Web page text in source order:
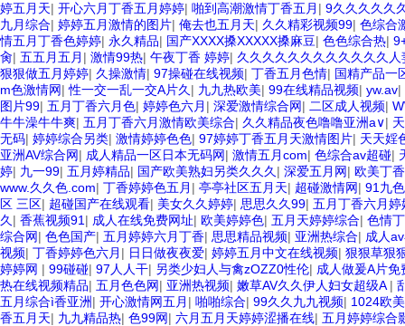
婷五月天| 开心六月丁香五月婷婷| 啪到高潮激情丁香五月 | 9久久久久久
九月综合| 婷婷五月激情的图片| 俺去也五月天| 久久精彩视频99| 色综合
情五月丁香色婷婷| 永久精品| 国产XXXX搡XXXXX搡麻豆| 色色综合热|
肏| 五五月五月 | 激情99热| 午夜丁香 婷婷| 久久久久久久久久久久久久人
狠狠做五月婷婷| 久操激情| 97操碰在线视频| 丁香五月色情| 国精产品一
m色激情网|性一交一乱一交A片久 | 九九热欧美| 99在线精品视频| yw.av|
图片99| 五月丁香六月色| 婷婷色六月 | 深爱激情综合网| 二区成人视频|
牛牛澡牛牛爽| 五月丁香六月激情欧美综合| 久久精品夜色噜噜亚洲a∨|
无码| 婷婷综合另类| 激情婷婷色色| 97婷婷丁香五月天激情图片| 天天婬
亚洲AV综合网| 成人精品一区日本无码网| 激情五月com| 色综合av超碰|
婷| 九一99| 五月婷精品| 国产欧美熟妇另类久久久 | 深爱五月网| 欧美丁
www.久久色.com| 丁香婷婷色五月 | 亭亭社区五月天| 超碰激情网| 91九
区 三区| 超碰国产在线观看| 美女久久婷婷| 思思久久99| 五月丁香六月婷
久 | 香蕉视频91 | 成人在线免费网址| 欧美婷婷色| 五月天婷婷综合| 色情
综合网| 色色国产| 五月婷婷六月丁香| 思思精品视频| 亚洲热综合| 成人
视频| 丁香婷婷色六月 | 日日做夜夜爱| 婷婷五月中文在线视频| 狠狠草狠
婷婷网 | 99碰碰| 97人人干| 另类少妇人与禽zOZZ0性伦| 成人做爰A片
热在线视频精品| 五月色色网| 亚洲热视频| 嫩草AV久久伊人妇女超级A |
五月综合ì香亚洲| 开心激情网五月 | 啪啪综合| 99久久九九视频| 1024欧
香五月天| 九九精品热| 色99网| 六月五月天婷婷涩播在线| 五月婷婷综合